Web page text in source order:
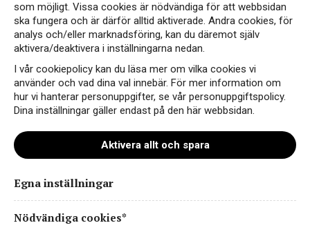
soligt klimat. Pfalz har Tysklands högsta
medeltemperatur vilket kombinerat med lätta
och väldränerade sandjordar ger bra
förutsättningar för odling av vin.
som möjligt. Vissa cookies är nödvändiga för att webbsidan
ska fungera och är därför alltid aktiverade. Andra cookies, för
analys och/eller marknadsföring, kan du däremot själv
aktivera/deaktivera i inställningarna nedan.
I vår cookiepolicy kan du läsa mer om vilka cookies vi
använder och vad dina val innebär. För mer information om
hur vi hanterar personuppgifter, se vår personuppgiftspolicy.
Dina inställningar gäller endast på den här webbsidan.
Aktivera allt och spara
Egna inställningar
Nödvändiga cookies*